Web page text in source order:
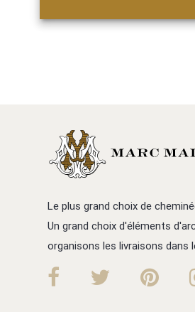
Le plus grand choix de
Un grand choix d'éléments
organisons les livraisons dans